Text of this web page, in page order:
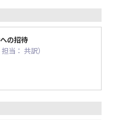
の招待
当： 共訳）